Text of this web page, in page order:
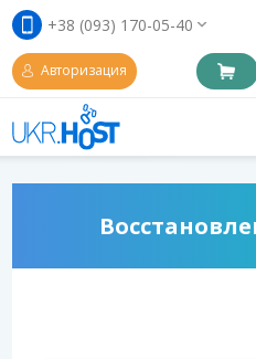
+38 (093) 170-05-40
Авторизация
ГЛАВНАЯ
ДОМЕНЫ
VPS